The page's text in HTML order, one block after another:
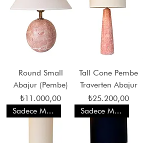
Round Small
Abajur (Pembe)
Fiyat
₺11.000,00
Tall Cone Pembe
Traverten Abajur
Fiyat
₺25.200,00
Sadece Mağaza Satışı
Sadece Mağaza Satışı